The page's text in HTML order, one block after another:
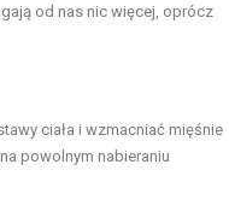
od nas nic więcej, oprócz
ciała i wzmacniać mięśnie
powolnym nabieraniu